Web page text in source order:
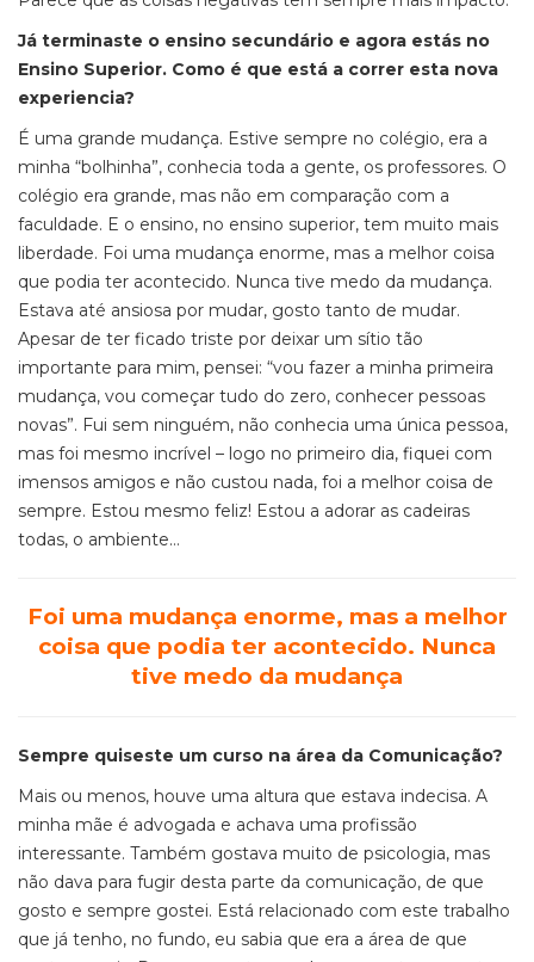
Já terminaste o ensino secundário e agora estás no
Ensino Superior. Como é que está a correr esta nova
experiencia?
É uma grande mudança. Estive sempre no colégio, era a
minha “bolhinha”, conhecia toda a gente, os professores. O
colégio era grande, mas não em comparação com a
faculdade. E o ensino, no ensino superior, tem muito mais
liberdade. Foi uma mudança enorme, mas a melhor coisa
que podia ter acontecido. Nunca tive medo da mudança.
Estava até ansiosa por mudar, gosto tanto de mudar.
Apesar de ter ficado triste por deixar um sítio tão
importante para mim, pensei: “vou fazer a minha primeira
mudança, vou começar tudo do zero, conhecer pessoas
novas”. Fui sem ninguém, não conhecia uma única pessoa,
mas foi mesmo incrível – logo no primeiro dia, fiquei com
imensos amigos e não custou nada, foi a melhor coisa de
sempre. Estou mesmo feliz! Estou a adorar as cadeiras
todas, o ambiente…
Foi uma mudança enorme, mas a melhor
coisa que podia ter acontecido. Nunca
tive medo da mudança
Sempre quiseste um curso na área da Comunicação?
Mais ou menos, houve uma altura que estava indecisa. A
minha mãe é advogada e achava uma profissão
interessante. Também gostava muito de psicologia, mas
não dava para fugir desta parte da comunicação, de que
gosto e sempre gostei. Está relacionado com este trabalho
que já tenho, no fundo, eu sabia que era a área de que